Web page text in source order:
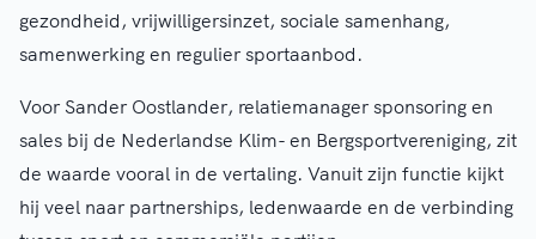
gezondheid, vrijwilligersinzet, sociale samenhang,
samenwerking en regulier sportaanbod.
Voor Sander Oostlander, relatiemanager sponsoring en
sales bij de Nederlandse Klim- en Bergsportvereniging, zit
de waarde vooral in de vertaling. Vanuit zijn functie kijkt
hij veel naar partnerships, ledenwaarde en de verbinding